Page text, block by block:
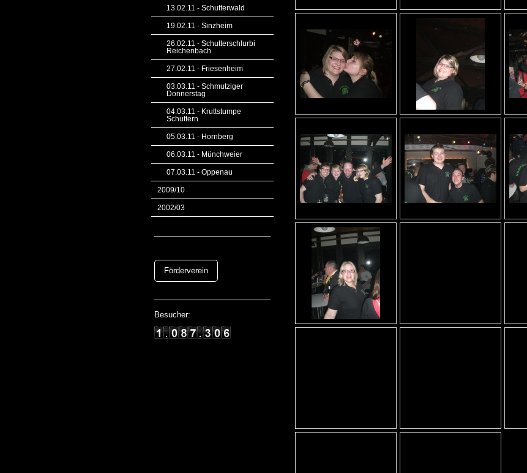
13.02.11 - Schutterwald
19.02.11 - Sinzheim
26.02.11 - Schutterschlurbi
Reichenbach
27.02.11 - Friesenheim
03.03.11 - Schmutziger
Donnerstag
04.03.11 - Kruttstumpe
Schuttern
05.03.11 - Hornberg
06.03.11 - Münchweier
07.03.11 - Oppenau
2009/10
2002/03
Förderverein
Besucher: